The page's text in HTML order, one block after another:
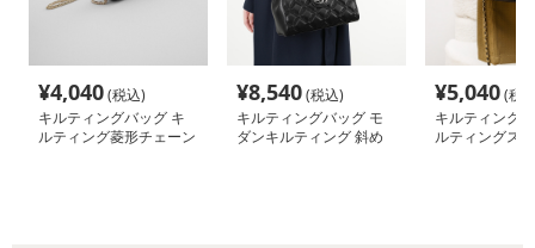
¥4,040(税込)
キルティングバッグ キ
ルティング菱形チェーン
¥8,540(税込)
キルティングバッグ モ
ダンキルティング 斜め
¥5,040(税
キルティング
ルティングス